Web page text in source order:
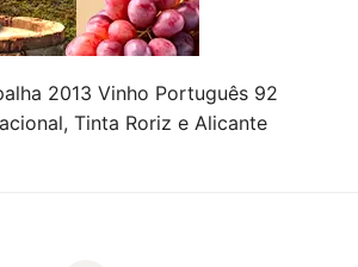
2013 Vinho Português 92
Tinta Roriz e Alicante